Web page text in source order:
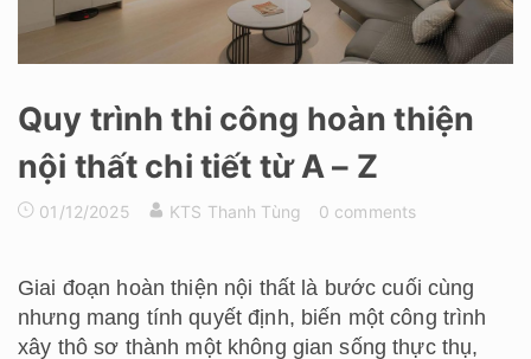
Quy trình thi công hoàn thiện
nội thất chi tiết từ A – Z
01/12/2025 KTS Thanh Tùng 0 comments
Giai đoạn hoàn thiện nội thất là bước cuối cùng
nhưng mang tính quyết định, biến một công trình
xây thô sơ thành một không gian sống thực thụ,